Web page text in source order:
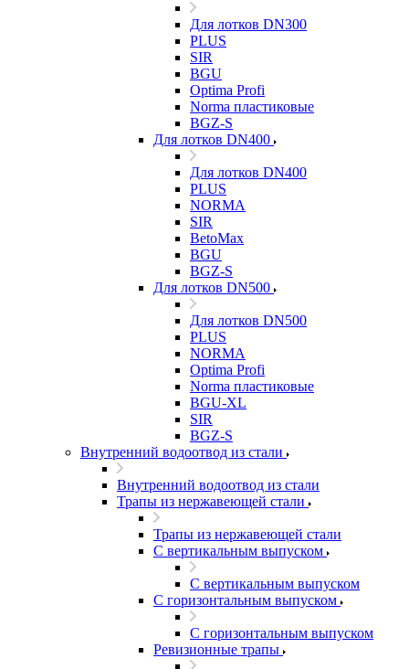
Для лотков DN300
PLUS
SIR
BGU
Optima Profi
Norma пластиковые
BGZ-S
Для лотков DN400
Для лотков DN400
PLUS
NORMA
SIR
BetoMax
BGU
BGZ-S
Для лотков DN500
Для лотков DN500
PLUS
NORMA
Optima Profi
Norma пластиковые
BGU-XL
SIR
BGZ-S
Внутренний водоотвод из стали
Внутренний водоотвод из стали
Трапы из нержавеющей стали
Трапы из нержавеющей стали
С вертикальным выпуском
С вертикальным выпуском
С горизонтальным выпуском
С горизонтальным выпуском
Ревизионные трапы